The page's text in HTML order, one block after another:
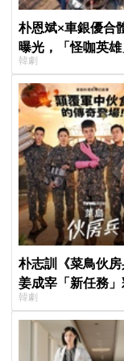
朴恩斌×車銀優合
曝光，「怪咖英
韓劇
朴志訓《菜鳥伙
姜成宰「新任務
韓劇